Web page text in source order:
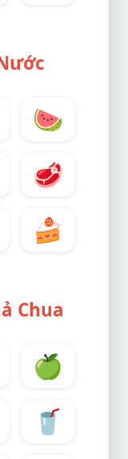
🍉
🥩
🍰
Chua
🍏
🥤